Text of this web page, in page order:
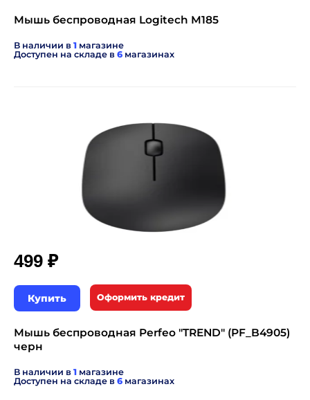
Мышь беспроводная Logitech M185
В наличии в 1 магазине
Доступен на складе в 6 магазинах
499 ₽
Купить Оформить кредит
Мышь беспроводная Perfeo "TREND" (PF_B4905)
черн
В наличии в 1 магазине
Доступен на складе в 6 магазинах